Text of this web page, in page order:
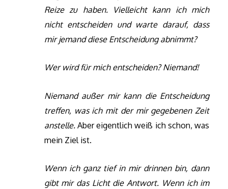
Reize zu haben. Vielleicht kann ich mich
nicht entscheiden und warte darauf, dass
mir jemand diese Entscheidung abnimmt?
Wer wird für mich entscheiden? Niemand!
Niemand außer mir kann die Entscheidung
treffen, was ich mit der mir gegebenen Zeit
anstelle.Aber eigentlich weiß ich schon, was
mein Ziel ist.
Wenn ich ganz tief in mir drinnen bin, dann
gibt mir das Licht die Antwort. Wenn ich im